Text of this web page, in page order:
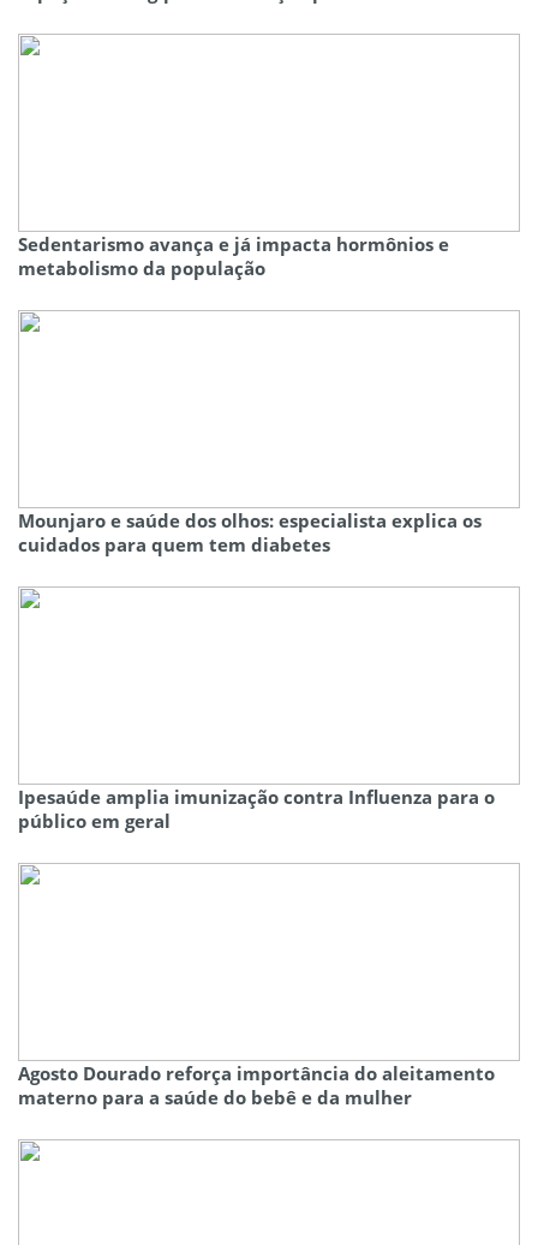
Sedentarismo avança e já impacta hormônios e
metabolismo da população
Mounjaro e saúde dos olhos: especialista explica os
cuidados para quem tem diabetes
Ipesaúde amplia imunização contra Influenza para o
público em geral
Agosto Dourado reforça importância do aleitamento
materno para a saúde do bebê e da mulher